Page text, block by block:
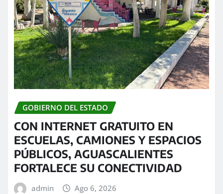
GOBIERNO DEL ESTADO
CON INTERNET GRATUITO EN
ESCUELAS, CAMIONES Y ESPACIOS
PÚBLICOS, AGUASCALIENTES
FORTALECE SU CONECTIVIDAD
admin Ago 6, 2026